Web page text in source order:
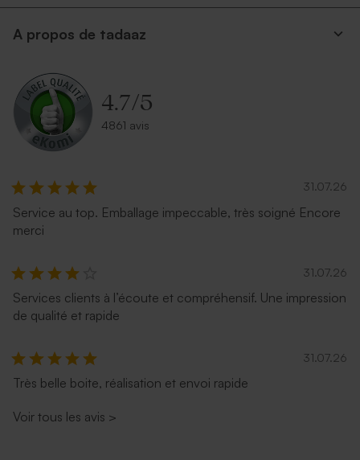
Enveloppe fuchsia tendance
Enveloppe communion
A propos de tadaaz
4.7/5
4861 avis
31.07.26
Service au top. Emballage impeccable, très soigné Encore
merci
31.07.26
Services clients à l’écoute et compréhensif. Une impression
de qualité et rapide
31.07.26
Très belle boite, réalisation et envoi rapide
Voir tous les avis >